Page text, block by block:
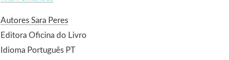
Autores Sara Peres
Editora Oficina do Livro
Idioma Português PT